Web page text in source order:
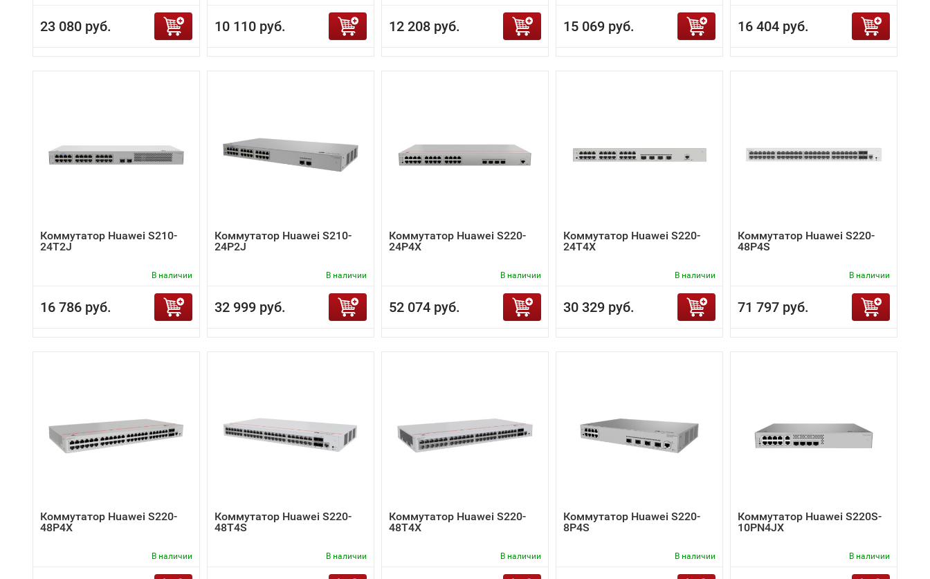
23 080 руб. 10 110 руб. 12 208 руб. 15 069 руб. 16 404 руб.
Коммутатор Huawei S210-
24T2J
В наличии
16 786 руб.
Коммутатор Huawei S210-
24P2J
В наличии
32 999 руб.
Коммутатор Huawei S220-
24P4X
В наличии
52 074 руб.
Коммутатор Huawei S220-
24T4X
В наличии
30 329 руб.
Коммутатор Huawei S220-
48P4S
В наличии
71 797 руб.
Коммутатор Huawei S220-
48P4X
В наличии
Коммутатор Huawei S220-
48T4S
В наличии
Коммутатор Huawei S220-
48T4X
В наличии
Коммутатор Huawei S220-
8P4S
В наличии
Коммутатор Huawei S220S-
10PN4JX
В наличии